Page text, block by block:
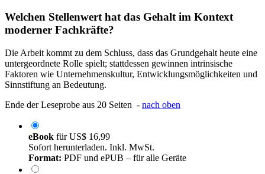
Welchen Stellenwert hat das Gehalt im Kontext
moderner Fachkräfte?
Die Arbeit kommt zu dem Schluss, dass das Grundgehalt heute eine
untergeordnete Rolle spielt; stattdessen gewinnen intrinsische
Faktoren wie Unternehmenskultur, Entwicklungsmöglichkeiten und
Sinnstiftung an Bedeutung.
Ende der Leseprobe aus 20 Seiten - nach oben
eBook fürUS$ 16,99
Sofort herunterladen. Inkl. MwSt.
Format: PDF und ePUB – für alle Geräte